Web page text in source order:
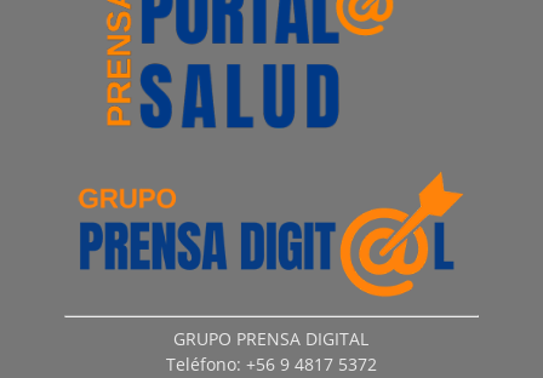
GRUPO PRENSA DIGITAL
Teléfono: +56 9 4817 5372